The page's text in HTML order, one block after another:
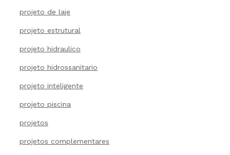
projeto de laje
projeto estrutural
projeto hidraulico
projeto hidrossanitario
projeto inteligente
projeto piscina
projetos
projetos complementares